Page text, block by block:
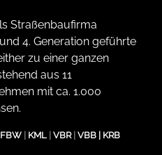
Straßenbaufirma
4. Generation geführte
zu einer ganzen
aus 11
mit ca. 1.000
FBW KML VBR| VBB KRB